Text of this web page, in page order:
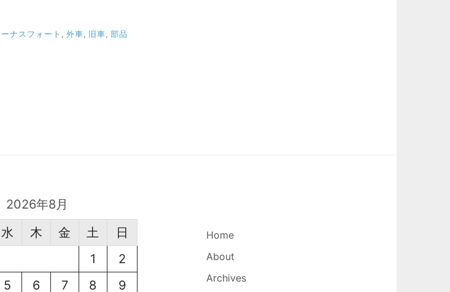
ナスフォート 外車 旧車 部品
2026年8月
水 木 金 土
日
1
2
5 6 7 8 9
Home
About
Archives